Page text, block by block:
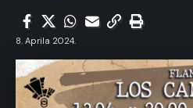
8. Aprila 2024.